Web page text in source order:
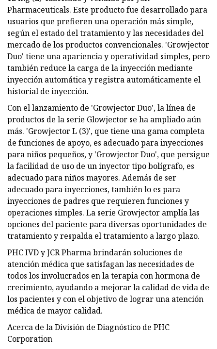
Pharmaceuticals. Este producto fue desarrollado para
usuarios que prefieren una operación más simple,
según el estado del tratamiento y las necesidades del
mercado de los productos convencionales. 'Growjector
Duo' tiene una apariencia y operatividad simples, pero
también reduce la carga de la inyección mediante
inyección automática y registra automáticamente el
historial de inyección.
Con el lanzamiento de 'Growjector Duo', la línea de
productos de la serie Glowjector se ha ampliado aún
más. 'Growjector L (3)', que tiene una gama completa
de funciones de apoyo, es adecuado para inyecciones
para niños pequeños, y 'Growjector Duo', que persigue
la facilidad de uso de un inyector tipo bolígrafo, es
adecuado para niños mayores. Además de ser
adecuado para inyecciones, también lo es para
inyecciones de padres que requieren funciones y
operaciones simples. La serie Growjector amplía las
opciones del paciente para diversas oportunidades de
tratamiento y respalda el tratamiento a largo plazo.
PHC IVD y JCR Pharma brindarán soluciones de
atención médica que satisfagan las necesidades de
todos los involucrados en la terapia con hormona de
crecimiento, ayudando a mejorar la calidad de vida de
los pacientes y con el objetivo de lograr una atención
médica de mayor calidad.
Acerca de la División de Diagnóstico de PHC
Corporation